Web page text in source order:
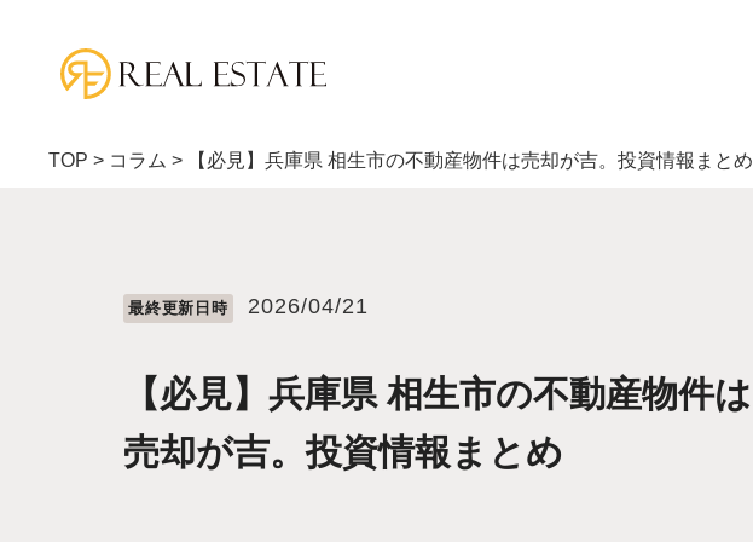
TOP > コラム > 【必見】兵庫県 相生市の不動産物件は売却が吉。投資情報まとめ
最終更新⽇時 2026/04/21
【必見】兵庫県 相生市の不動産物件は
売却が吉。投資情報まとめ